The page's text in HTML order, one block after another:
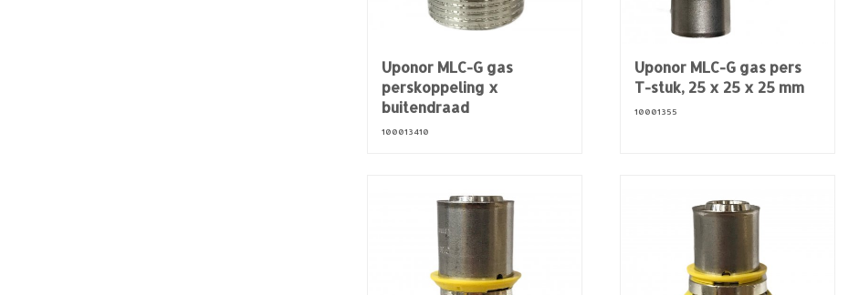
Uponor MLC-G gas
perskoppeling x
buitendraad
100013410
Uponor MLC-G gas pers
T-stuk, 25 x 25 x 25 mm
10001355